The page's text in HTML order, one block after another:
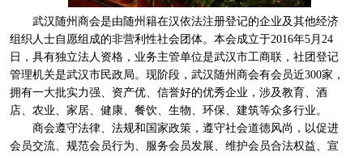
武汉随州商会是由随州籍在汉依法注册登记的企业及其他经济
组织人士自愿组成的非营利性社会团体。本会成立于2016年5月 24
日，具有独立法人资格，业务主管单位是武汉市工商联，社团登记
管理机关是武汉市民政局。现阶段，武汉随州商会有会员近300家，
拥有一大批实力强、资产优、信誉好的优秀企业，涉及教育、酒
店、农业、家居、健康、餐饮、生物、环保、建筑等众多行业。
商会遵守法律、法规和国家政策，遵守社会道德风尚，以促进
会员交流、规范会员行为、服务会员发展、维护会员合法权益、宣